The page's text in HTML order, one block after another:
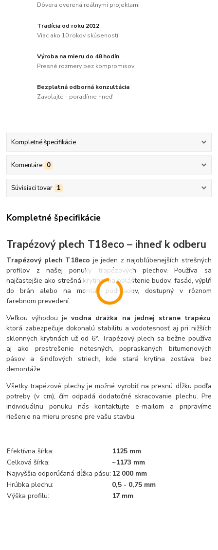
Dôvera overená reálnymi projektami
Tradícia od roku 2012
Viac ako 10 rokov skúseností
Výroba na mieru do 48 hodín
Presné rozmery bez kompromisov
Bezplatná odborná konzultácia
Zavolajte - poradíme hneď
Kompletné špecifikácie
Komentáre 0
Súvisiaci tovar 1
Kompletné špecifikácie
Trapézový plech T18eco – ihneď k odberu
Trapézový plech T18eco je jeden z najobľúbenejších strešných
profilov z našej ponuky trapézových plechov. Používa sa
najčastejšie ako strešná krytina, na opláštenie budov, fasád, výplň
do brán alebo na montáž podhľadov, dostupný v rôznom
farebnom prevedení.
Veľkou výhodou jevodná drážka na jednej strane trapézu,
ktorá zabezpečuje dokonalú stabilitu a vodotesnosť aj pri nižších
sklonných krytinách už od 6°. Trapézový plech sa bežne používa
aj ako prestrešenie netesných, popraskaných bitumenových
pásov a šindľových striech, kde stará krytina zostáva bez
demontáže.
Všetky trapézové plechy je možné vyrobiť na presnú dĺžku podľa
potreby (v cm), čím odpadá dodatočné skracovanie plechu. Pre
individuálnu ponuku nás kontaktujte e-mailom a pripravíme
riešenie na mieru presne pre vašu stavbu.
Efektívna šírka:
1125 mm
Celková šírka:
~1173 mm
Najvyššia odporúčaná dĺžka pásu: 12 000 mm
Hrúbka plechu:
0,5 - 0,75 mm
Výška profilu:
17 mm